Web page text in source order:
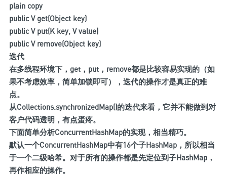
plain copy
public V get(Object key)
public V put(K key, V value)
public V remove(Object key)
迭代
在多线程环境下，get，put，remove都是比较容易实现的（如
果不考虑效率，简单加锁即可），迭代的操作才是真正的难
点。
从Collections.synchronizedMap()的迭代来看，它并不能做到对
客户代码透明，有点蛋疼。
下面简单分析ConcurrentHashMap的实现，相当精巧。
默认一个ConcurrentHashMap中有16个子HashMap，所以相当
于一个二级哈希。对于所有的操作都是先定位到子HashMap，
再作相应的操作。